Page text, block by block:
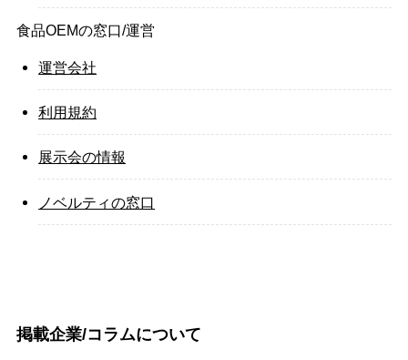
食品OEMの窓口/運営
運営会社
利用規約
展示会の情報
ノベルティの窓口
掲載企業/コラムについて